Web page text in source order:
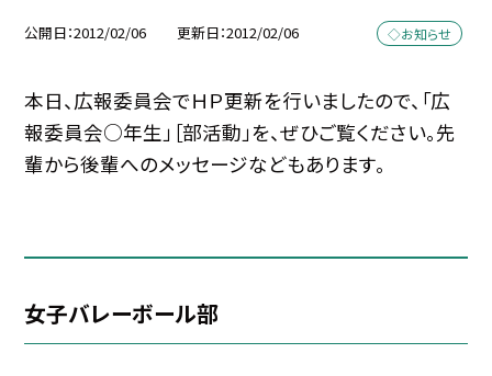
公開日 2012/02/06 更新日 2012/02/06 ◇お知らせ
本日、広報委員会でＨＰ更新を行いましたので、「広
報委員会○年生」［部活動」を、ぜひご覧ください。先
輩から後輩へのメッセージなどもあります。
女子バレーボール部